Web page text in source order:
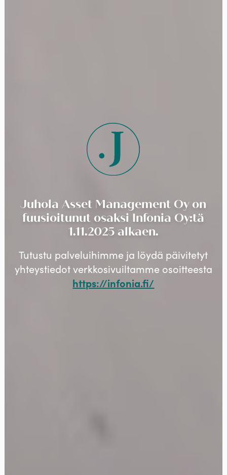
Juhola Asset Management Oy on
fuusioitunut osaksi Infonia Oy:tä
1.11.2025 alkaen.
Tutustu palveluihimme ja löydä päivitetyt
yhteystiedot verkkosivuiltamme osoitteesta
https://infonia.fi/